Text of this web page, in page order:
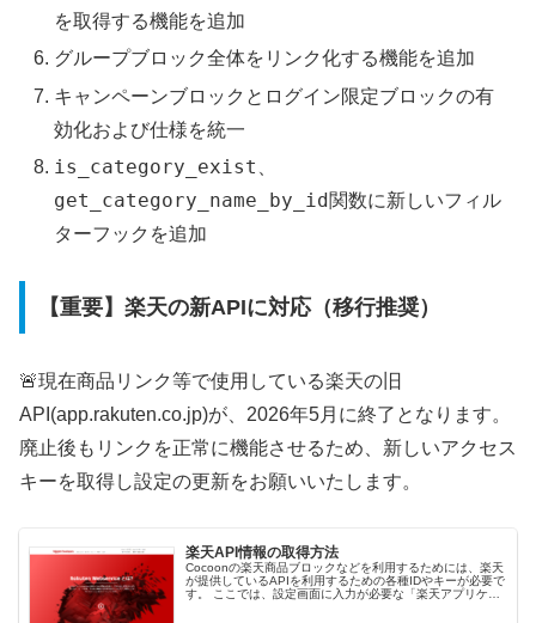
を取得する機能を追加
グループブロック全体をリンク化する機能を追加
キャンペーンブロックとログイン限定ブロックの有
効化および仕様を統一
is_category_exist
get_category_name_by_id関数に新しいフィル
ターフックを追加
【重要】楽天の新APIに対応（移行推奨）
🚨現在商品リンク等で使用している楽天の旧
API(app.rakuten.co.jp)が、2026年5月に終了となります。
廃止後もリンクを正常に機能させるため、新しいアクセス
キーを取得し設定の更新をお願いいたします。
楽天API情報の取得方法
Cocoonの楽天商品ブロックなどを利用するためには、楽天
が提供しているAPIを利用するための各種IDやキーが必要で
す。 ここでは、設定画面に入力が必要な「楽天アプリケー